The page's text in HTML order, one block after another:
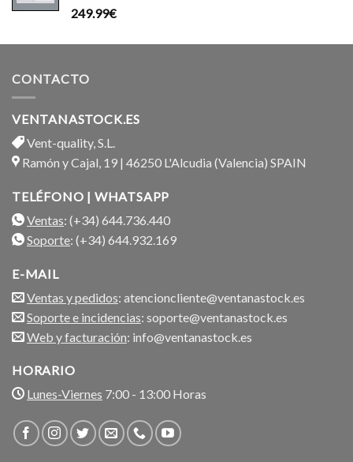
Valorado
249.99€
CONTACTO
VENTANASTOCK.ES
Vent-quality, S.L.
Ramón y Cajal, 19 | 46250 L'Alcudia (Valencia) SPAIN
TELÉFONO | WHATSAPP
Ventas: (+34) 644.736.440
Soporte: (+34) 644.932.169
E-MAIL
Ventas y pedidos: atencioncliente@ventanastock.es
Soporte e incidencias: soporte@ventanastock.es
Web y facturación: info@ventanastock.es
HORARIO
Lunes-Viernes 7:00 - 13:00 Horas